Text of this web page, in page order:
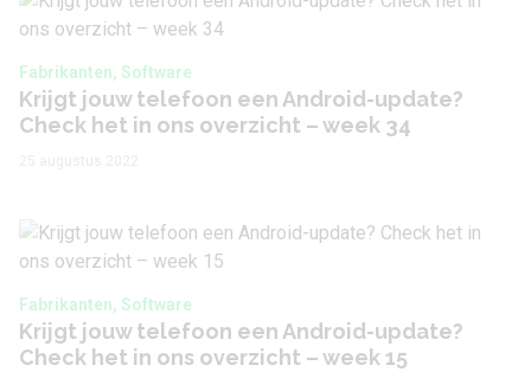
Fabrikanten, Software
Krijgt jouw telefoon een Android-update?
Check het in ons overzicht – week 34
Fabrikanten, Software
Krijgt jouw telefoon een Android-update?
Check het in ons overzicht – week 15